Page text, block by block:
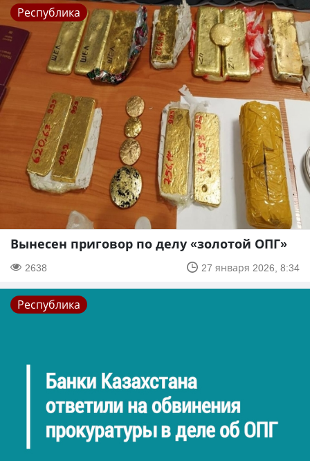
Республика
Вынесен приговор по делу «золотой ОПГ»
2638 27 января 2026, 8:34
Республика